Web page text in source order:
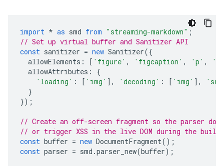
import * as smd from "streaming-markdown" ;
// Set up virtual buffer and Sanitizer API
const sanitizer = new Sanitizer({
allowElements : [ 'figure' , 'figcaption' , 'p' ,
allowAttributes :
{
'loading' : [ 'img' ], 'decoding' : [ 'img' ],
}
});
// Create an off-screen fragment so the parser
// or trigger XSS in the live DOM during the
const buffer = new DocumentFragment();
const parser = smd .parser_new(buffer);